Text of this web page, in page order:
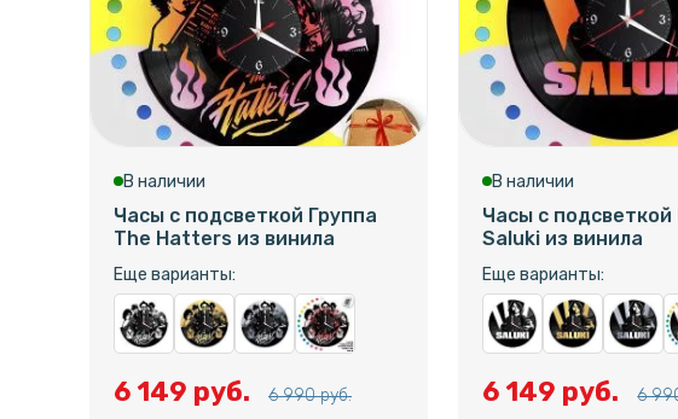
В наличии
Часы с подсветкой Группа
The Hatters из винила
Еще варианты:
6 149 руб. 6 990 руб.
В наличии
Часы с подсветкой
Saluki из винила
Еще варианты:
6 149 руб. 6